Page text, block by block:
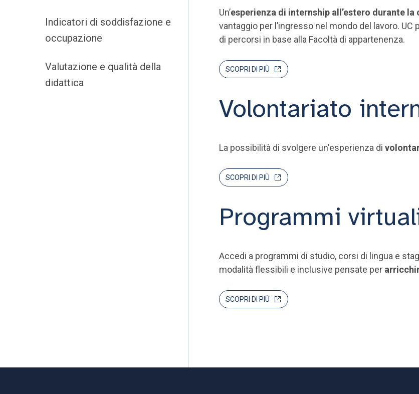
Indicatori di soddisfazione e
occupazione
Valutazione e qualità della
didattica
Un’esperienza di internship all’estero durante
vantaggio per l’ingresso nel mondo del lavoro.
di percorsi in base alla Facoltà di appartenenza.
SCOPRI DI PIÙ
Volontariato
La possibilità di svolgere un'esperienza di
SCOPRI DI PIÙ
Programmi
Accedi a programmi di studio, corsi di lingua e
modalità flessibili e inclusive pensate per
SCOPRI DI PIÙ